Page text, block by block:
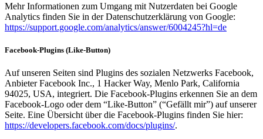
Mehr Informationen zum Umgang mit Nutzerdaten bei Google
Analytics finden Sie in der Datenschutzerklärung von Google:
https://support.google.com/analytics/answer/6004245?hl=de
Facebook-Plugins (Like-Button)
Auf unseren Seiten sind Plugins des sozialen Netzwerks Facebook,
Anbieter Facebook Inc., 1 Hacker Way, Menlo Park, California
94025, USA, integriert. Die Facebook-Plugins erkennen Sie an dem
Facebook-Logo oder dem “Like-Button” (“Gefällt mir”) auf unserer
Seite. Eine Übersicht über die Facebook-Plugins finden Sie hier:
https://developers.facebook.com/docs/plugins/.